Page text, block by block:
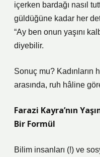
içerken bardağı nasıl
güldüğüne kadar her
“Ay ben onun yaşını
diyebilir.
Sonuç mu? Kadınların
arasında, ruh hâline
Farazi Kayra’nın
Bir Formül
Bilim insanları (!) ve